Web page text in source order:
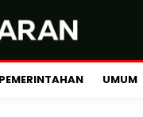
UMUM